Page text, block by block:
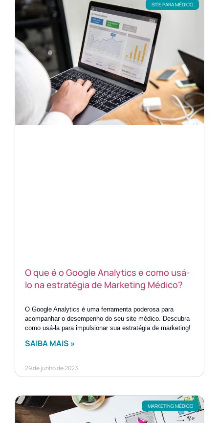
SITE PARA MÉDICO
O que é o Google Analytics e como usá-
lo na estratégia de Marketing Médico?
O Google Analytics é uma ferramenta poderosa para
acompanhar o desempenho do seu site médico. Descubra
como usá-la para impulsionar sua estratégia de marketing!
SAIBA MAIS »
29 de junho de 2023
MARKETING MÉDICO